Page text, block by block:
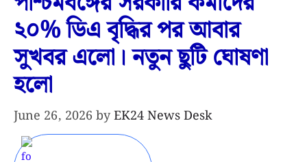
২০% ডিএ বৃদ্ধির পর আবার
সুখবর এলো। নতুন ছুটি ঘোষণা
হলো
June 26, 2026 byEK24 News Desk